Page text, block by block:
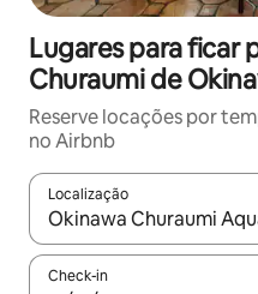
Lugares para ficar
Churaumi de
Reserve locações por
no Airbnb
Localização
Quando os resultados
Check-in